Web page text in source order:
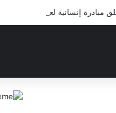
إنسانية لعلاج أيتام مدرسة